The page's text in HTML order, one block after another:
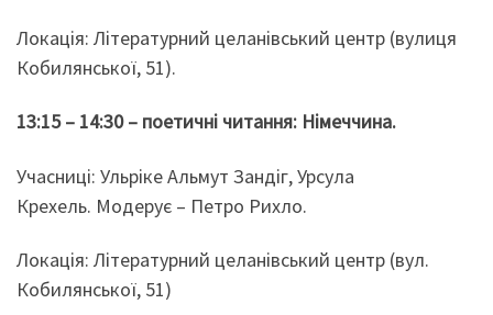
Локація: Літературний целанівський центр (вулиця
Кобилянської, 51).
13:15 – 14:30 – поетичні читання: Німеччина.
Учасниці: Ульріке Альмут Зандіг, Урсула
Крехель. Модерує – Петро Рихло.
Локація: Літературний целанівський центр (вул.
Кобилянської, 51)